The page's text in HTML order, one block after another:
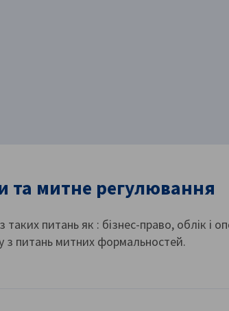
та митне регулювання
таких питань як : бізнес-право, облік і
з питань митних формальностей.